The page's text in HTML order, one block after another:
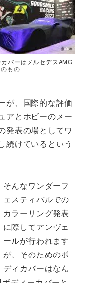
カバーはメルセデスAMG
もの
が、国際的な評価
アとホビーのメー
発表の場としてワ
続けているという
そんなワンダーフ
ェスティバルでの
カラーリング発表
に際してアンヴェ
ールが行われます
が、そのためのボ
ディカバーはなん